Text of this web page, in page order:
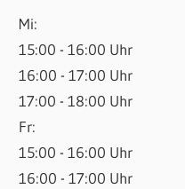
Mi:
15:00 - 16:00 Uhr
16:00 - 17:00 Uhr
17:00 - 18:00 Uhr
Fr:
15:00 - 16:00 Uhr
16:00 - 17:00 Uhr